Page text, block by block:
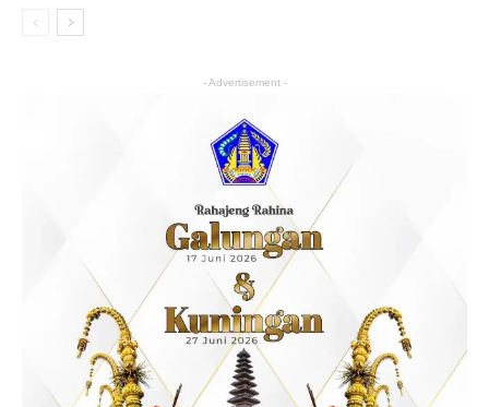
- Advertisement -